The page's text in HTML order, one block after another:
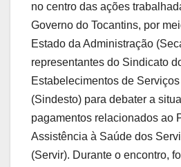
no centro das ações
Governo do Tocantins, por
Estado da Administração
representantes do Sindicato
Estabelecimentos de
(Sindesto) para debater a
pagamentos relacionados ao
Assistência à Saúde dos
(Servir). Durante o encontro,